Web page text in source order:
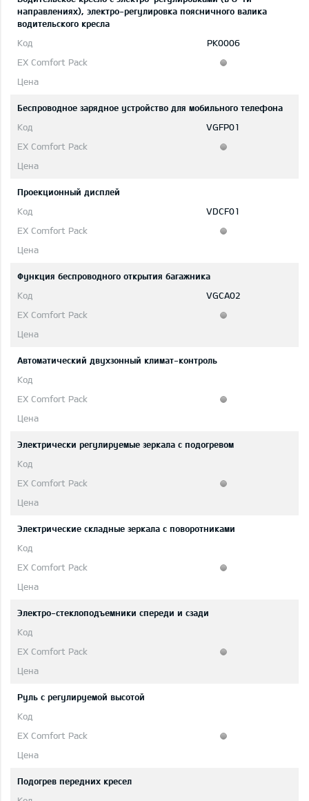
направлениях), электро-регулировка поясничного валика
водительского кресла
PK0006
Беспроводное зарядное устройство для мобильного телефона
VGFP01
Проекционный дисплей
VDCF01
Функция беспроводного открытия багажника
VGCA02
Автоматический двухзонный климат-контроль
Электрически регулируемые зеркала с подогревом
Электрические складные зеркала с поворотниками
Электро-стеклоподъемники спереди и сзади
Руль с регулируемой высотой
Подогрев передних кресел